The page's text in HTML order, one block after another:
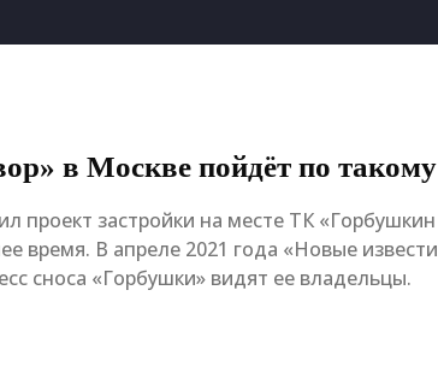
в Москве пойдёт по
проект застройки на месте ТК
время. В апреле 2021 года «Новые
сноса «Горбушки» видят ее владельцы.